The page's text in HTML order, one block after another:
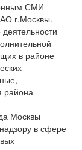
СМИ
г.Москвы.
в районе
района
Москвы
в сфере